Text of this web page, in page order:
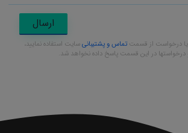
ارسال
یا درخواست از قسمتتماس و پشتیبانیسایت استفاده نمایید،
درخواستها در این قسمت پاسخ داده نخواهد شد.